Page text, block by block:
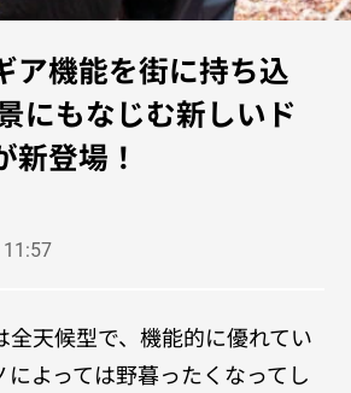
ア機能を街に持ち込
にもなじむ新しいド
新登場！
全天候型で、機能的に優れてい
によっては野暮ったくなってし